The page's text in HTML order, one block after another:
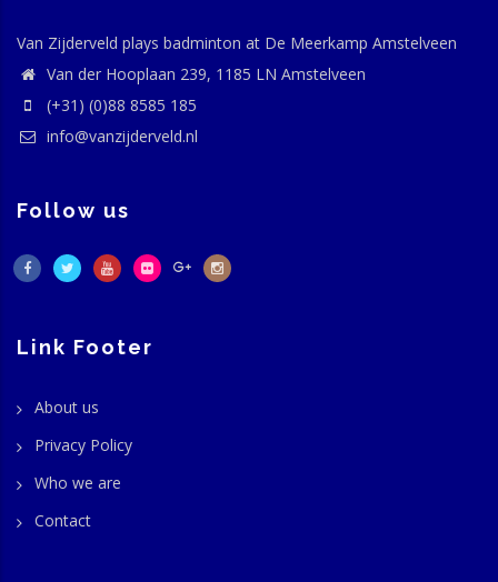
Van Zijderveld plays badminton at De Meerkamp Amstelveen
Van der Hooplaan 239, 1185 LN Amstelveen
(+31) (0)88 8585 185
info@vanzijderveld.nl
Follow us
Link Footer
About us
Privacy Policy
Who we are
Contact